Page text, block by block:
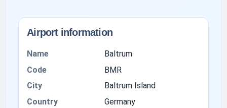
Airport information
Name
Baltrum
Code
BMR
City
Baltrum Island
Country
Germany